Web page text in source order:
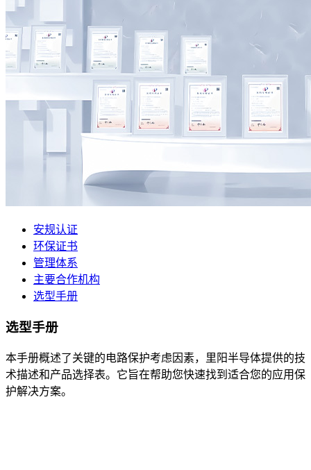
安规认证
环保证书
管理体系
主要合作机构
选型手册
选型手册
本手册概述了关键的电路保护考虑因素，里阳半导体提供的技
术描述和产品选择表。它旨在帮助您快速找到适合您的应用保
护解决方案。